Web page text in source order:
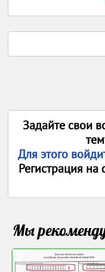
Задайте свои
Для этого
Регистрация
Мы